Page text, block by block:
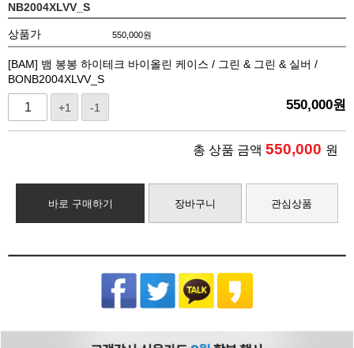
NB2004XLVV_S
상품가 550,000원
[BAM] 뱀 봉봉 하이테크 바이올린 케이스 / 그린 & 그린 & 실버 /
BONB2004XLVV_S
+1 -1 550,000원
총 상품 금액 550,000 원
바로 구매하기 장바구니 관심상품